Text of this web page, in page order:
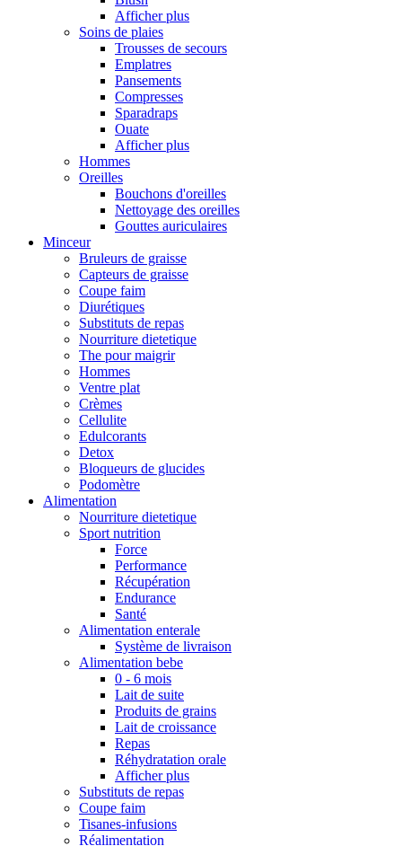
Afficher plus
Soins de plaies
Trousses de secours
Emplatres
Pansements
Compresses
Sparadraps
Ouate
Afficher plus
Hommes
Oreilles
Bouchons d'oreilles
Nettoyage des oreilles
Gouttes auriculaires
Minceur
Bruleurs de graisse
Capteurs de graisse
Coupe faim
Diurétiques
Substituts de repas
Nourriture dietetique
The pour maigrir
Hommes
Ventre plat
Crèmes
Cellulite
Edulcorants
Detox
Bloqueurs de glucides
Podomètre
Alimentation
Nourriture dietetique
Sport nutrition
Force
Performance
Récupération
Endurance
Santé
Alimentation enterale
Système de livraison
Alimentation bebe
0 - 6 mois
Lait de suite
Produits de grains
Lait de croissance
Repas
Réhydratation orale
Afficher plus
Substituts de repas
Coupe faim
Tisanes-infusions
Réalimentation